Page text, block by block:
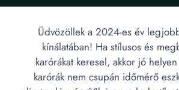
Üdvözöllek a 2024-es év
kínálatában! Ha stílusos és
karórákat keresel, akkor jó
karórák nem csupán időmérő